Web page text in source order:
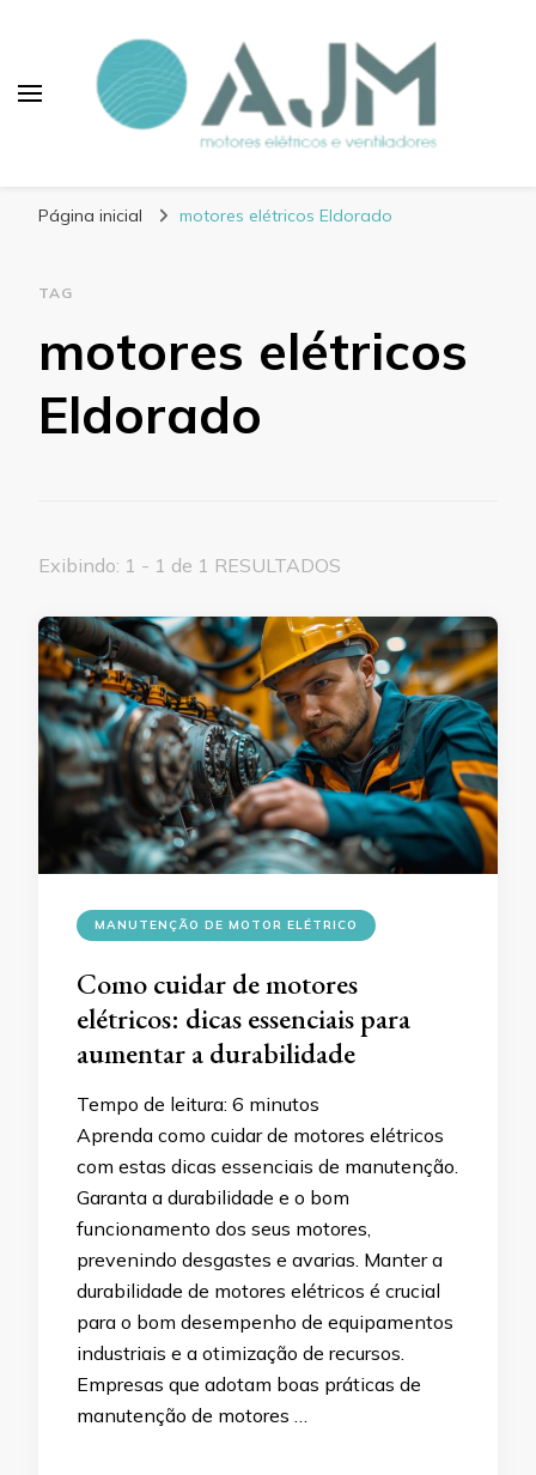
Elétricos e Ventiladores
Página inicial motores elétricos Eldorado
TAG
motores elétricos
Eldorado
Exibindo: 1 - 1 de 1 RESULTADOS
MANUTENÇÃO DE MOTOR ELÉTRICO
Como cuidar de motores
elétricos: dicas essenciais para
aumentar a durabilidade
Tempo de leitura: 6 minutos
Aprenda como cuidar de motores elétricos
com estas dicas essenciais de manutenção.
Garanta a durabilidade e o bom
funcionamento dos seus motores,
prevenindo desgastes e avarias. Manter a
durabilidade de motores elétricos é crucial
para o bom desempenho de equipamentos
industriais e a otimização de recursos.
Empresas que adotam boas práticas de
manutenção de motores …